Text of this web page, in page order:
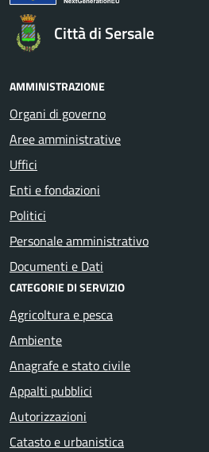
Città di Sersale
AMMINISTRAZIONE
Organi di governo
Aree amministrative
Uffici
Enti e fondazioni
Politici
Personale amministrativo
Documenti e Dati
CATEGORIE DI SERVIZIO
Agricoltura e pesca
Ambiente
Anagrafe e stato civile
Appalti pubblici
Autorizzazioni
Catasto e urbanistica